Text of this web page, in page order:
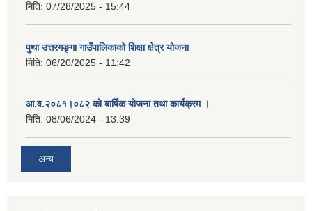
मिति: 07/28/2025 - 15:44
पुथा उत्तरगङ्गा गाउँपालिकाको शिक्षा क्षेत्र योजना
मिति: 06/20/2025 - 11:42
आ.व.२०८१।०८२ को बार्षिक योजना तथा कार्यक्रम ।
मिति: 08/06/2024 - 13:39
अन्य